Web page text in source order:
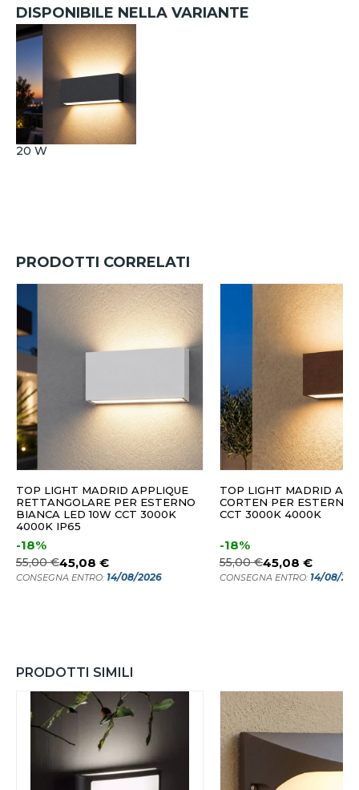
DISPONIBILE NELLA VARIANTE
20 W
PRODOTTI CORRELATI
TOP LIGHT MADRID APPLIQUE
RETTANGOLARE PER ESTERNO
BIANCA LED 10W CCT 3000K
4000K IP65
-18%
55,00 €45,08 €
CONSEGNA ENTRO: 14/08/2026
TOP LIGHT MADRID
CORTEN PER ESTERNI
CCT 3000K 4000K
-18%
55,00 €45,08 €
CONSEGNA ENTRO: 14/08/
PRODOTTI SIMILI